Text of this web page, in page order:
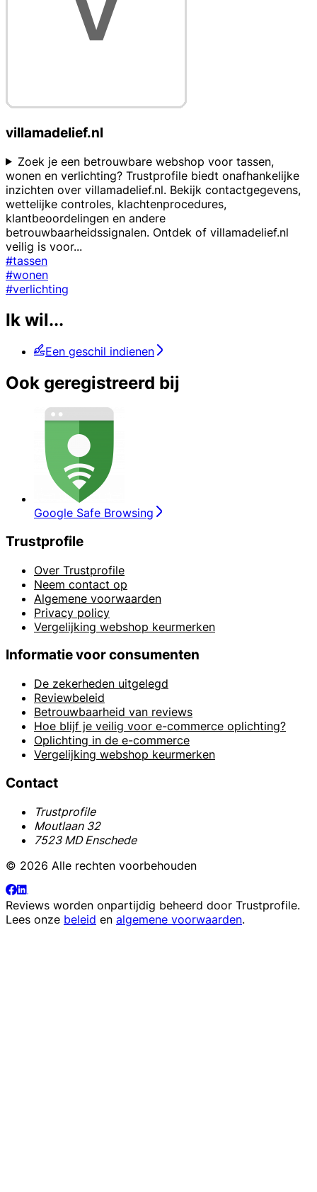
villamadelief.nl
Zoek je een betrouwbare webshop voor tassen,
wonen en verlichting? Trustprofile biedt onafhankelijke
inzichten over villamadelief.nl. Bekijk contactgegevens,
wettelijke controles, klachtenprocedures,
klantbeoordelingen en andere
betrouwbaarheidssignalen. Ontdek of villamadelief.nl
veilig is voor...
#tassen
#wonen
#verlichting
Ik wil...
Een geschil indienen
Ook geregistreerd bij
Google Safe Browsing
Trustprofile
Over Trustprofile
Neem contact op
Algemene voorwaarden
Privacy policy
Vergelijking webshop keurmerken
Informatie voor consumenten
De zekerheden uitgelegd
Reviewbeleid
Betrouwbaarheid van reviews
Hoe blijf je veilig voor e-commerce oplichting?
Oplichting in de e-commerce
Vergelijking webshop keurmerken
Contact
Trustprofile
Moutlaan 32
7523 MD Enschede
© 2026 Alle rechten voorbehouden
Reviews worden onpartijdig beheerd door Trustprofile.
Lees onze beleid en algemene voorwaarden.